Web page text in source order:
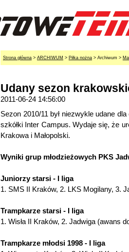
Strona główna > ARCHIWUM > Piłka nożna > Archiwum >
Udany sezon
2011-06-24 14:56:00
Sezon 2010/11 był niezwykle udane
szkółki Inter Campus. Wydaje się, że
Krakowa i Małopolski.
Wyniki grup młodzieżowych PKS
Juniorzy starsi - I liga
1. SMS II Kraków, 2. LKS Mogilany, 3.
Trampkarze starsi - I liga
1. Wisła II Kraków, 2. Jadwiga (awans
Trampkarze młodsi 1998 - I liga